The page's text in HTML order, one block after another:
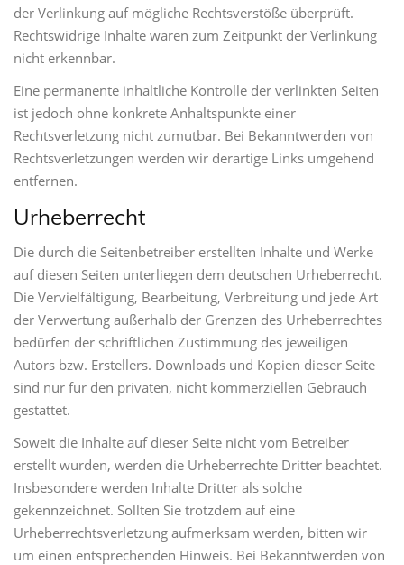
der Verlinkung auf mögliche Rechtsverstöße überprüft.
Rechtswidrige Inhalte waren zum Zeitpunkt der Verlinkung
nicht erkennbar.
Eine permanente inhaltliche Kontrolle der verlinkten Seiten
ist jedoch ohne konkrete Anhaltspunkte einer
Rechtsverletzung nicht zumutbar. Bei Bekanntwerden von
Rechtsverletzungen werden wir derartige Links umgehend
entfernen.
Urheberrecht
Die durch die Seitenbetreiber erstellten Inhalte und Werke
auf diesen Seiten unterliegen dem deutschen Urheberrecht.
Die Vervielfältigung, Bearbeitung, Verbreitung und jede Art
der Verwertung außerhalb der Grenzen des Urheberrechtes
bedürfen der schriftlichen Zustimmung des jeweiligen
Autors bzw. Erstellers. Downloads und Kopien dieser Seite
sind nur für den privaten, nicht kommerziellen Gebrauch
gestattet.
Soweit die Inhalte auf dieser Seite nicht vom Betreiber
erstellt wurden, werden die Urheberrechte Dritter beachtet.
Insbesondere werden Inhalte Dritter als solche
gekennzeichnet. Sollten Sie trotzdem auf eine
Urheberrechtsverletzung aufmerksam werden, bitten wir
um einen entsprechenden Hinweis. Bei Bekanntwerden von